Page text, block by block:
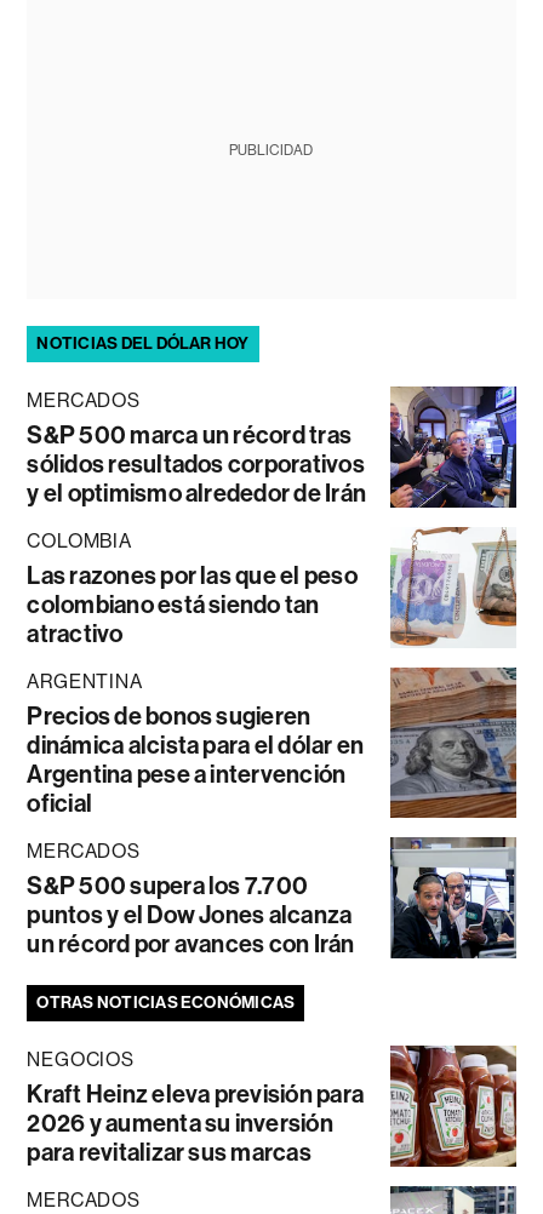
PUBLICIDAD
NOTICIAS DEL DÓLAR HOY
MERCADOS
S&P 500 marca un récord tras
sólidos resultados corporativos
y el optimismo alrededor de Irán
COLOMBIA
Las razones por las que el peso
colombiano está siendo tan
atractivo
ARGENTINA
Precios de bonos sugieren
dinámica alcista para el dólar en
Argentina pese a intervención
oficial
MERCADOS
S&P 500 supera los 7.700
puntos y el Dow Jones alcanza
un récord por avances con Irán
OTRAS NOTICIAS ECONÓMICAS
NEGOCIOS
Kraft Heinz eleva previsión para
2026 y aumenta su inversión
para revitalizar sus marcas
MERCADOS